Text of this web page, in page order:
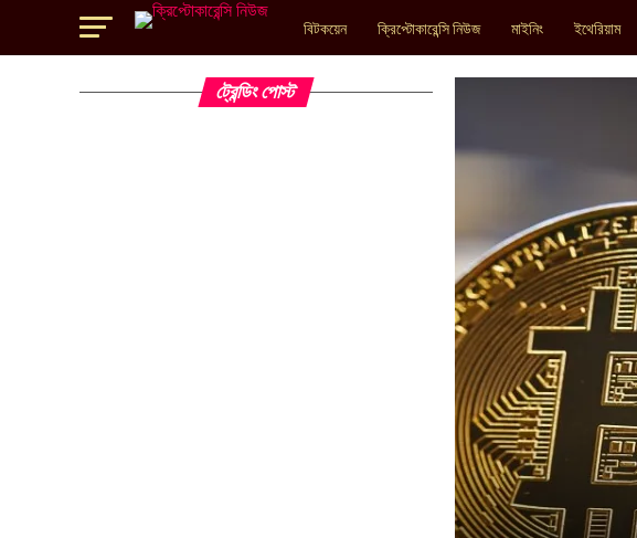
বিটকয়েন ক্রিপ্টোকারেন্সি নিউজ মাইনিং ইথেরিয়াম
ট্রেন্ডিং পোস্ট